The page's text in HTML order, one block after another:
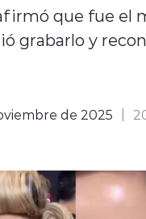
claro
que fue el
grabarlo y
de 2025